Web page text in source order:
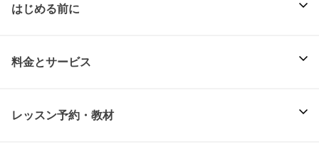
はじめる前に
料金とサービス
レッスン予約・教材